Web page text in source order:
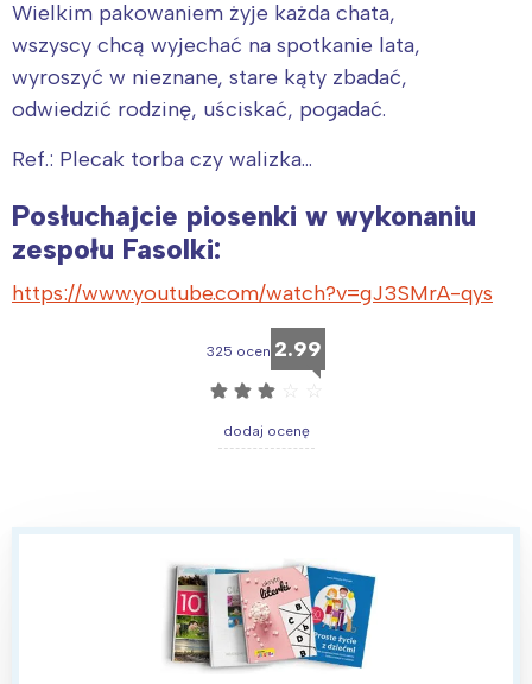
Wielkim pakowaniem żyje każda chata,
wszyscy chcą wyjechać na spotkanie lata,
wyroszyć w nieznane, stare kąty zbadać,
odwiedzić rodzinę, uściskać, pogadać.
Ref.: Plecak torba czy walizka…
Posłuchajcie piosenki w wykonaniu
zespołu Fasolki:
https://www.youtube.com/watch?v=gJ3SMrA-qys
325 ocen 2.99
☆ ☆ ☆ ☆ ☆
dodaj ocenę